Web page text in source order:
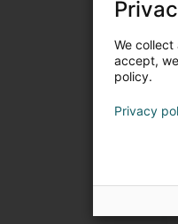
We
accept,
policy.
Privacy